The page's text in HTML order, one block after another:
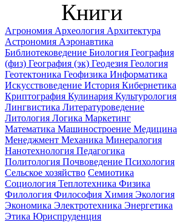
Книги
Агрономия Археология Архитектура
Астрономия Аэронавтика
Библиотековедение Биология География
(физ) География (эк) Геодезия Геология
Геотектоника Геофизика Информатика
Искусствоведение История Кибернетика
Криптография Кулинария Культурология
Лингвистика Литературоведение
Литология Логика Маркетинг
Математика Машиностроение Медицина
Менеджмент Механика Минералогия
Нанотехнология Педагогика
Политология Почвоведение Психология
Сельское хозяйство Семиотика
Социология Теплотехника Физика
Филология Философия Химия Экология
Экономика Электротехника Энергетика
Этика Юриспруденция